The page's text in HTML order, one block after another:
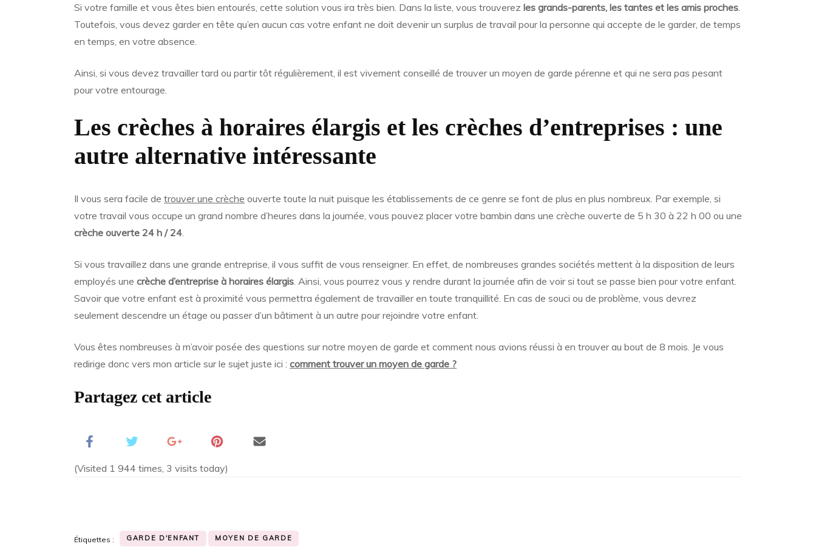
Si votre famille et vous êtes bien entourés, cette solution vous ira très bien. Dans la liste, vous trouverez les grands-parents, les tantes et les amis proches
Toutefois, vous devez garder en tête qu’en aucun cas votre enfant ne doit devenir un surplus de travail pour la personne qui accepte de le garder, de temps
en temps, en votre absence.
Ainsi, si vous devez travailler tard ou partir tôt régulièrement, il est vivement conseillé de trouver un moyen de garde pérenne et qui ne sera pas pesant
pour votre entourage.
Les crèches à horaires élargis et les crèches d’entreprises : une
autre alternative intéressante
Il vous sera facile de trouver une crèche ouverte toute la nuit puisque les établissements de ce genre se font de plus en plus nombreux. Par exemple, si
votre travail vous occupe un grand nombre d’heures dans la journée, vous pouvez placer votre bambin dans une crèche ouverte de 5 h 30 à 22 h 00 ou une
crèche ouverte 24 h / 24.
Si vous travaillez dans une grande entreprise, il vous suffit de vous renseigner. En effet, de nombreuses grandes sociétés mettent à la disposition de leurs
employés une crèche d’entreprise à horaires élargis. Ainsi, vous pourrez vous y rendre durant la journée afin de voir si tout se passe bien pour votre enfant.
Savoir que votre enfant est à proximité vous permettra également de travailler en toute tranquillité. En cas de souci ou de problème, vous devrez
seulement descendre un étage ou passer d’un bâtiment à un autre pour rejoindre votre enfant.
Vous êtes nombreuses à m’avoir posée des questions sur notre moyen de garde et comment nous avions réussi à en trouver au bout de 8 mois. Je vous
redirige donc vers mon article sur le sujet juste ici : comment trouver un moyen de garde ?
Partagez cet article
(Visited 1 944 times, 3 visits today)
Étiquettes : GARDE D'ENFANT MOYEN DE GARDE